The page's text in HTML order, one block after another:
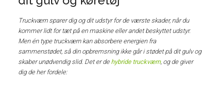
Truckværn sparer dig og dit udstyr for de værste skader, når du
kommer lidt for tæt på en maskine eller andet beskyttet udstyr.
Men én type truckværn kan absorbere energien fra
sammenstødet, så din opbremsning ikke går i stødet på dit gulv og
skaber unødvendig slid. Det er de hybride truckværn, og de giver
dig de her fordele: